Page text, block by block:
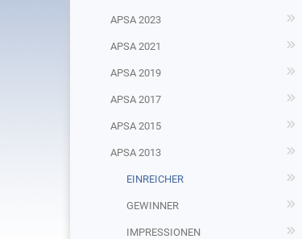
APSA 2023
APSA 2021
APSA 2019
APSA 2017
APSA 2015
APSA 2013
EINREICHER
GEWINNER
IMPRESSIONEN